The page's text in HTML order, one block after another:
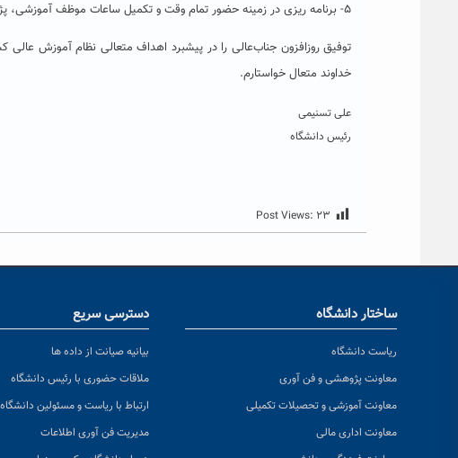
۵- برنامه ریزی در زمینه حضور تمام وقت و تکمیل ساعات موظف آموزشی، پژوهشی و فرهنگی- تربیتی اعضای محترم هیات علمی و توزیع آن در طول هفته؛
توفیق روزافزون جناب‌عالی را در پیشبرد اهداف متعالی نظام آموزش عالی
خداوند متعال خواستارم.
علی تسنیمی
رئیس دانشگاه
Post Views: ۲۳
ساختار دانشگاه
ریاست دانشگاه
معاونت پژوهشی و فن آوری
معاونت آموزشی و تحصیلات تکمیلی
معاونت اداری مالی
دسترسی سریع
بیانیه صیانت از داده ها
ملاقات حضوری با رئیس دانشگاه
ارتباط با ریاست و مسئولین دانشگاه
مدیریت فن آوری اطلاعات